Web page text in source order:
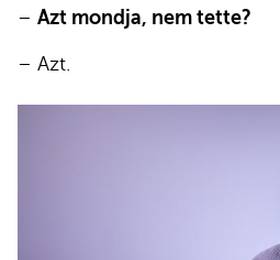
– Azt mondja, nem tette?
– Azt.